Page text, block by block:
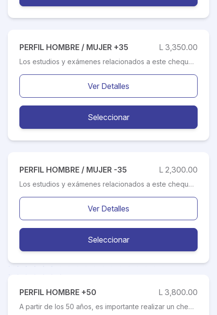
PERFIL HOMBRE / MUJER +35 L 3,350.00
Los estudios y exámenes relacionados a este chequeo preventivo, ayuda a prevenir y diagnosticar tempranamente patologías asociadas a la mujer. La detección temprana de cualquier afección, más un tratamiento adecuado, incrementa de manera importante las posibilidades de curar la enfermedad. El mismo esta diseñado específicamente a la edad cognitiva, permitiendo evaluar de manera especifica cualquier variación en los resultados presentados en los exámenes de laboratorio clínico.
Ver Detalles
Seleccionar
PERFIL HOMBRE / MUJER -35 L 2,300.00
Los estudios y exámenes relacionados a este chequeo preventivo, ayuda a prevenir y diagnosticar tempranamente patologías asociadas a la mujer. La detección temprana de cualquier afección, más un tratamiento adecuado, incrementa de manera importante las posibilidades de curar la enfermedad. El mismo esta diseñado específicamente a la edad cognitiva, permitiendo evaluar de manera especifica cualquier variación en los resultados presentados en los exámenes de laboratorio clínico.
Ver Detalles
Seleccionar
PERFIL HOMBRE +50 L 3,800.00
A partir de los 50 años, es importante realizar un chequeo anual, para evaluar hábitos, patologías crónicas, así como examen para diagnóstico precoz de cáncer de próstata y colon. Factores de riesgo como la hipertensión arterial, diabetes, alteración de lípidos sanguíneos, tabaquismo, la obesidad abdominal y el sedentarismo, aumentan el riesgo de enfermedades cardiovasculares (infarto agudo al miocardio y accidentes cerebro vasculares).